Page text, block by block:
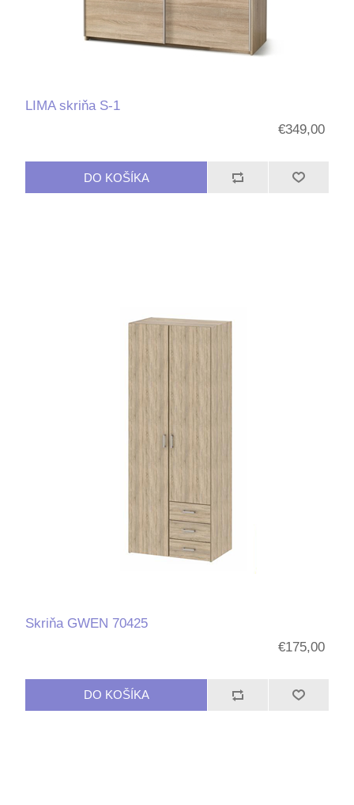
LIMA skriňa S-1
€349,00
Skriňa GWEN 70425
€175,00